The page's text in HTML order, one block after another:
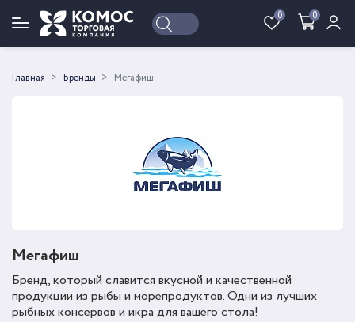
0 0
Войти Регистрация
Главная Бренды Мегафиш
Мегафиш
Бренд, который славится вкусной и качественной
продукции из рыбы и морепродуктов. Одни из лучших
рыбных консервов и икра для вашего стола!